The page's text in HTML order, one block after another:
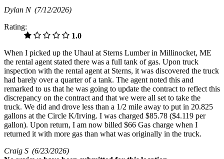
Dylan N (7/12/2026)
Rating:
1.0
When I picked up the Uhaul at Sterns Lumber in Millinocket, ME
the rental agent stated there was a full tank of gas. Upon truck
inspection with the rental agent at Sterns, it was discovered the truck
had barely over a quarter of a tank. The agent noted this and
remarked to us that he was going to update the contract to reflect this
discrepancy on the contract and that we were all set to take the
truck. We did and drove less than a 1/2 mile away to put in 20.825
gallons at the Circle K/Irving. I was charged $85.78 ($4.119 per
gallon). Upon return, I am now billed $66 Gas charge when I
returned it with more gas than what was originally in the truck.
Craig S (6/23/2026)